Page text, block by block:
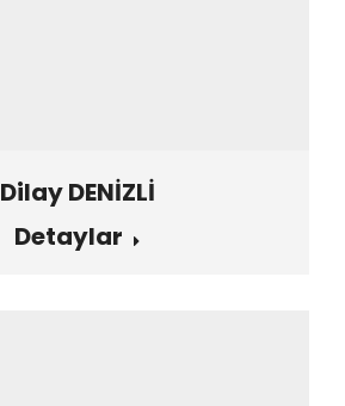
Dilay DENİZLİ
Detaylar